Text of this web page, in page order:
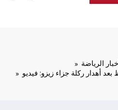
الرياضة
أهدار ركلة جزاء زيزو: فيديو